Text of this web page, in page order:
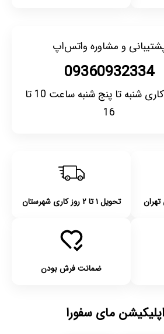
و مشاوره واتس‌اپ
09360932334
ساعت کاری شنبه تا پنج شنبه ساعت 10 تا
16
تحویل ۱ تا ۲ روز کاری شهرستان
ضمانت فرش بودن
مای سفورا